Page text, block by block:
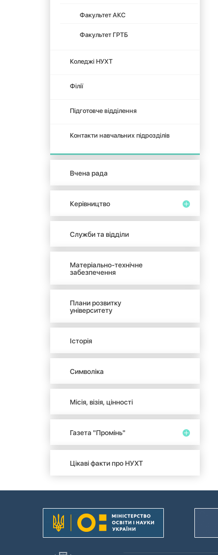
Факультет АКС
Факультет ГРТБ
Коледжі НУХТ
Філії
Підготовче відділення
Контакти навчальних підрозділів
Вчена рада
Керівництво
Служби та відділи
Матеріально-технічне
забезпечення
Плани розвитку
університету
Історія
Символіка
Місія, візія, цінності
Газета "Промінь"
Цікаві факти про НУХТ